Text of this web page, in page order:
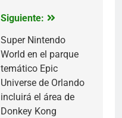
Siguiente:
Super Nintendo
World en el parque
temático Epic
Universe de Orlando
incluirá el área de
Donkey Kong